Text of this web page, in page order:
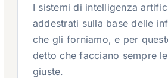
I sistemi di intelligenza
addestrati sulla base delle
che gli forniamo, e per
detto che facciano sempre
giuste.